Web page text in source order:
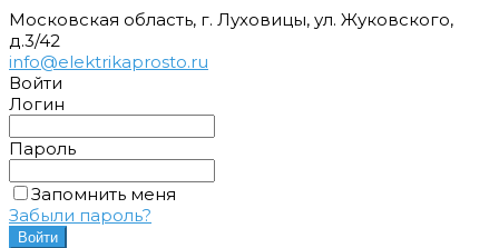
Московская область, г. Луховицы, ул. Жуковского,
д.3/42
info@elektrikaprosto.ru
Войти
Логин
Пароль
Запомнить меня
Забыли пароль?